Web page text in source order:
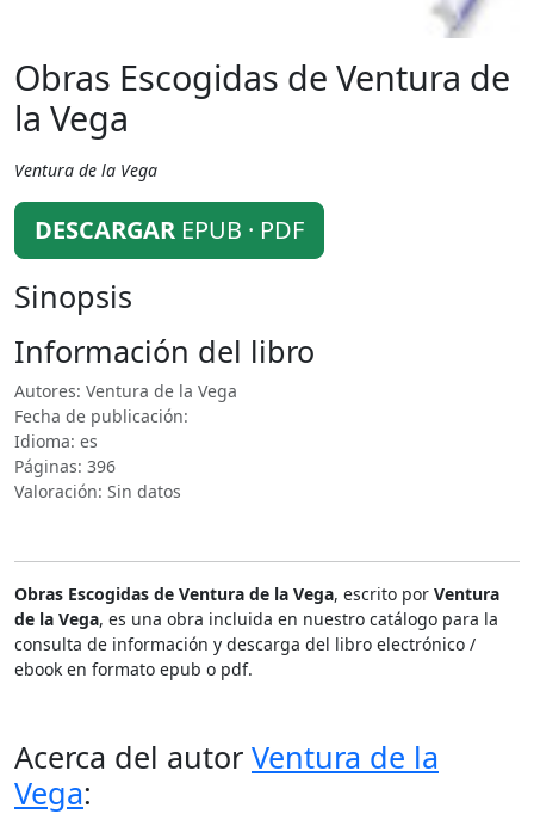
Obras Escogidas de Ventura de
la Vega
Ventura de la Vega
DESCARGAR EPUB · PDF
Sinopsis
Información del libro
Autores: Ventura de la Vega
Fecha de publicación:
Idioma: es
Páginas: 396
Valoración: Sin datos
Obras Escogidas de Ventura de la Vega, escrito por Ventura
de la Vega, es una obra incluida en nuestro catálogo para la
consulta de información y descarga del libro electrónico /
ebook en formato epub o pdf.
Acerca del autor Ventura de la
Vega: